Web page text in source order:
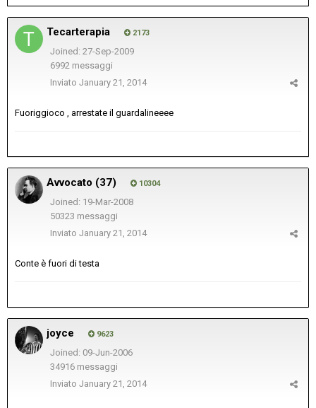
Tecarterapia 2173
Joined: 27-Sep-2009
6992 messaggi
Inviato January 21, 2014
Fuoriggioco , arrestate il guardalineeee
Avvocato (37) 10304
Joined: 19-Mar-2008
50323 messaggi
Inviato January 21, 2014
Conte è fuori di testa
joyce 9623
Joined: 09-Jun-2006
34916 messaggi
Inviato January 21, 2014